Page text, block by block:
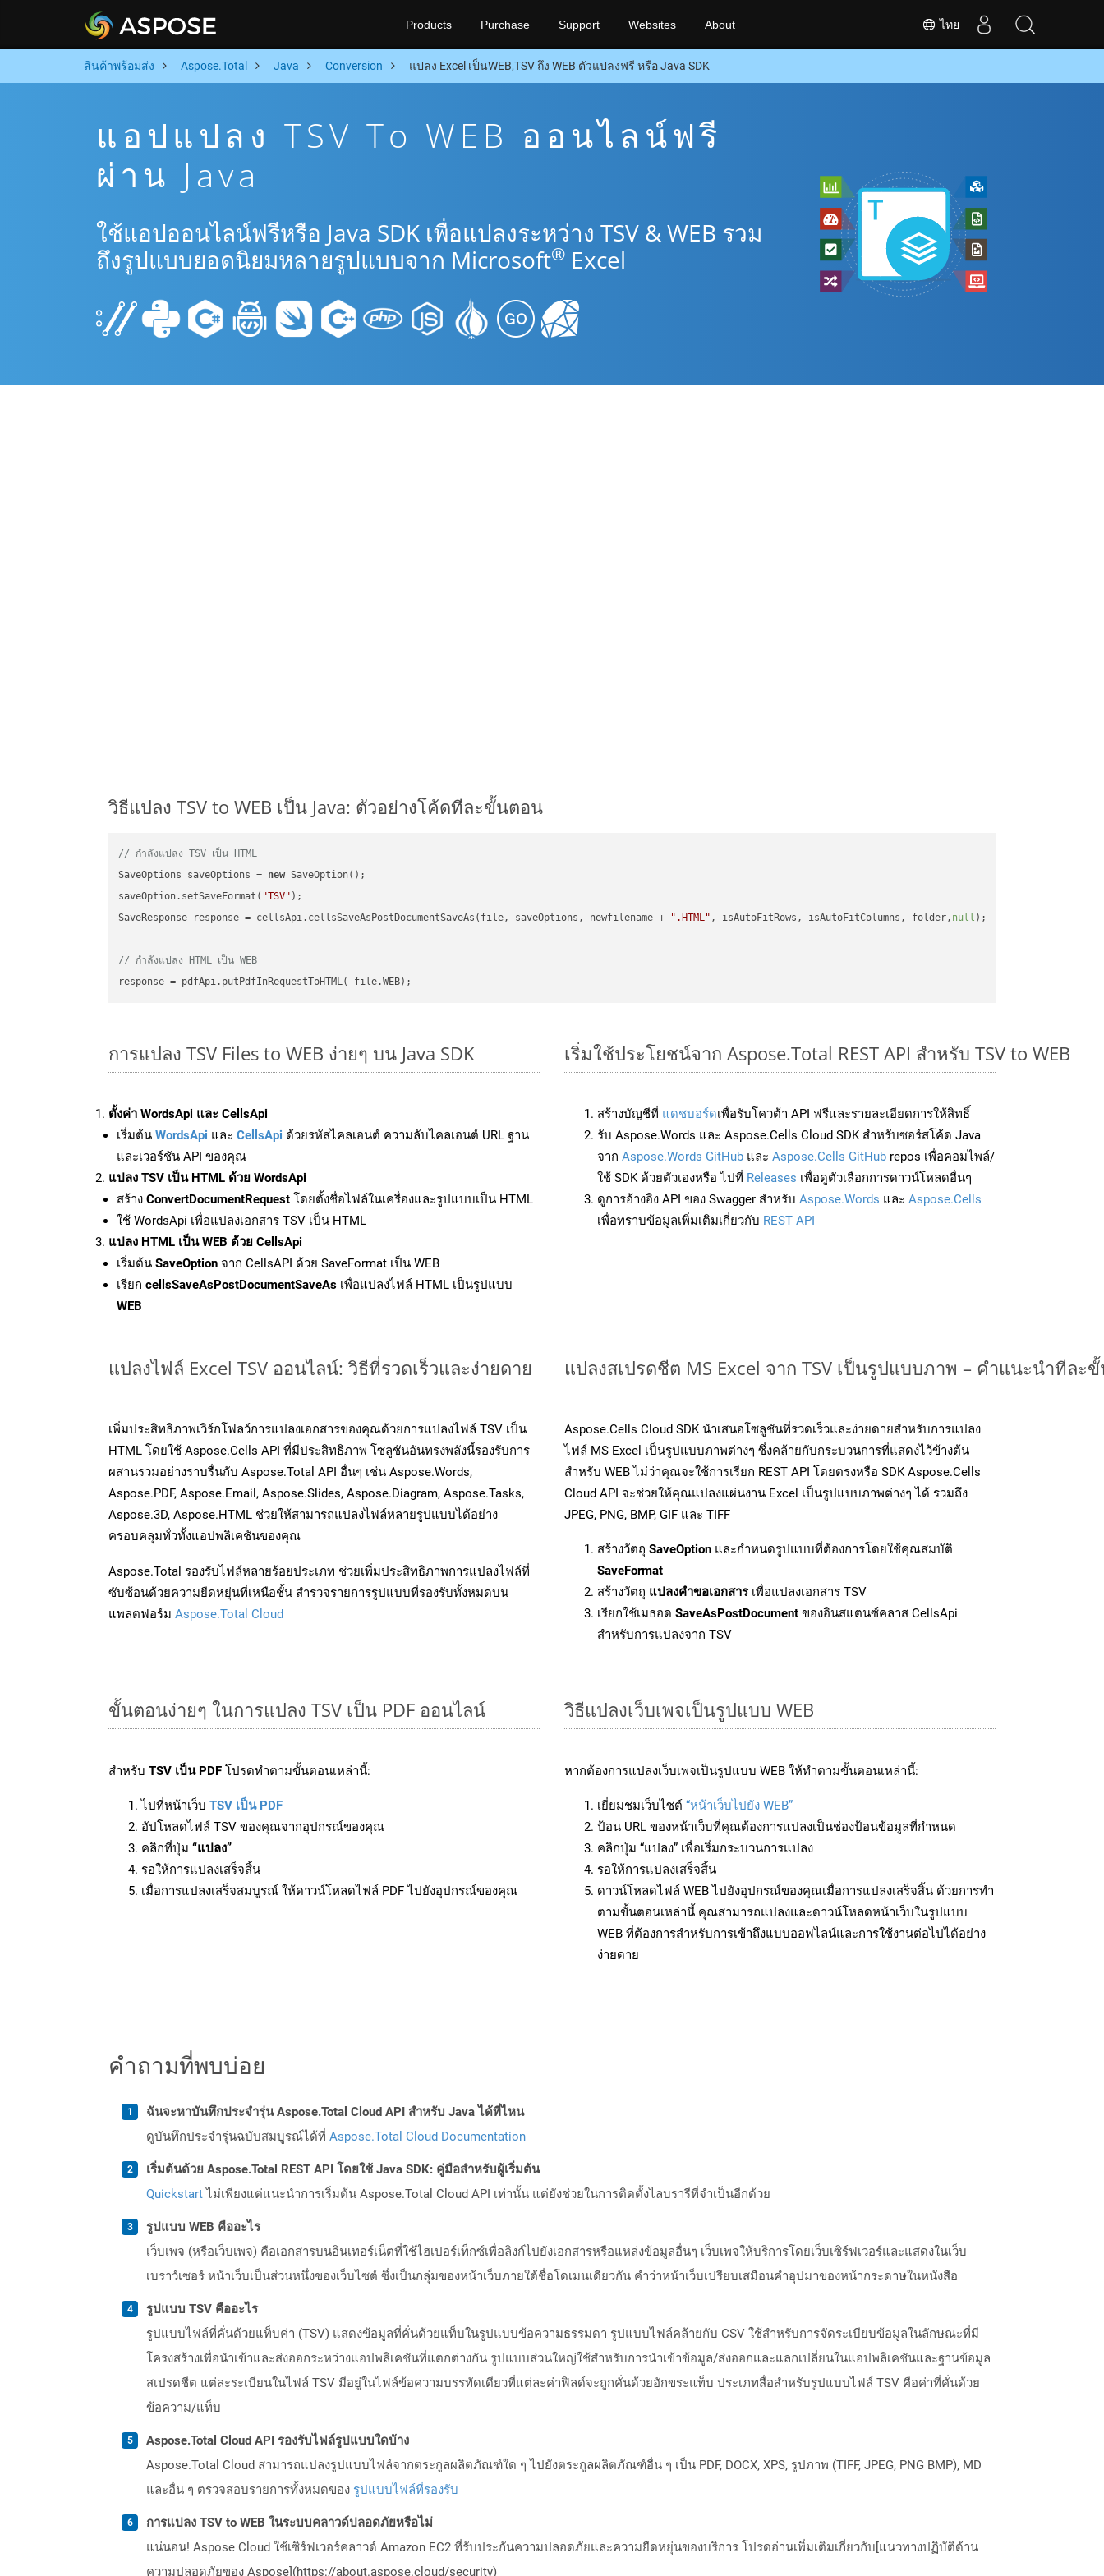
ไทย
Products Purchase Support Websites About
สินค้าพร้อมส่ง Aspose.Total Java Conversion แปลง Excel เป็นWEB,TSV ถึง WEB ตัวแปลงฟรี หรือ Java SDK
แอปแปลง TSV To WEB ออนไลน์ฟรี
ผ่าน Java
ใช้แอปออนไลน์ฟรีหรือ Java SDK เพื่อแปลงระหว่าง TSV & WEB รวม
ถึงรูปแบบยอดนิยมหลายรูปแบบจาก Microsoft® Excel
วิธีแปลง TSV to WEB เป็น Java: ตัวอย่างโค้ดทีละขั้นตอน
// กำลังแปลง TSV เป็น HTML
SaveOptions saveOptions = new SaveOption();
saveOption.setSaveFormat( "TSV" );
SaveResponse response = cellsApi.cellsSaveAsPostDocumentSaveAs(file, saveOptions, newfilename +
".HTML" , isAutoFitRows, isAutoFitColumns, folder, null );
// กำลังแปลง HTML เป็น WEB
การแปลง TSV Files to WEB ง่ายๆ บน Java SDK
ตั้งค่า WordsApi และ CellsApi
เริ่มต้น WordsApi และ CellsApi ด้วยรหัสไคลเอนต์ ความลับไคลเอนต์ URL ฐาน
และเวอร์ชัน API ของคุณ
แปลง TSV เป็น HTML ด้วย WordsApi
สร้าง ConvertDocumentRequest โดยตั้งชื่อไฟล์ในเครื่องและรูปแบบเป็น HTML
ใช้ WordsApi เพื่อแปลงเอกสาร TSV เป็น HTML
แปลง HTML เป็น WEB ด้วย CellsApi
เริ่มต้น SaveOption จาก CellsAPI ด้วย SaveFormat เป็น WEB
เรียก cellsSaveAsPostDocumentSaveAs เพื่อแปลงไฟล์ HTML เป็นรูปแบบ
WEB
เริ่มใช้ประโยชน์จาก Aspose.Total REST API สำหรับ TSV to WEB
สร้างบัญชีที่ แดชบอร์ดเพื่อรับโควต้า API ฟรีและรายละเอียดการให้สิทธิ์
รับ Aspose.Words และ Aspose.Cells Cloud SDK สำหรับซอร์สโค้ด Java
จาก Aspose.Words GitHub และ Aspose.Cells GitHub repos เพื่อคอมไพล์/
ใช้ SDK ด้วยตัวเองหรือ ไปที่ Releases เพื่อดูตัวเลือกการดาวน์โหลดอื่นๆ
ดูการอ้างอิง API ของ Swagger สำหรับ Aspose.Words และ Aspose.Cells
เพื่อทราบข้อมูลเพิ่มเติมเกี่ยวกับ REST API
แปลงไฟล์ Excel TSV ออนไลน์: วิธีที่รวดเร็วและง่ายดาย
เพิ่มประสิทธิภาพเวิร์กโฟลว์การแปลงเอกสารของคุณด้วยการแปลงไฟล์ TSV เป็น
HTML โดยใช้ Aspose.Cells API ที่มีประสิทธิภาพ โซลูชันอันทรงพลังนี้รองรับการ
ผสานรวมอย่างราบรื่นกับ Aspose.Total API อื่นๆ เช่น Aspose.Words,
Aspose.PDF, Aspose.Email, Aspose.Slides, Aspose.Diagram, Aspose.Tasks,
Aspose.3D, Aspose.HTML ช่วยให้สามารถแปลงไฟล์หลายรูปแบบได้อย่าง
ครอบคลุมทั่วทั้งแอปพลิเคชันของคุณ
Aspose.Total รองรับไฟล์หลายร้อยประเภท ช่วยเพิ่มประสิทธิภาพการแปลงไฟล์ที่
ซับซ้อนด้วยความยืดหยุ่นที่เหนือชั้น สำรวจรายการรูปแบบที่รองรับทั้งหมดบน
แพลตฟอร์ม Aspose.Total Cloud
แปลงสเปรดชีต MS Excel จาก TSV เป็นรูปแบบภาพ – คำแนะนำทีละ
Aspose.Cells Cloud SDK นำเสนอโซลูชันที่รวดเร็วและง่ายดายสำหรับการแปลง
ไฟล์ MS Excel เป็นรูปแบบภาพต่างๆ ซึ่งคล้ายกับกระบวนการที่แสดงไว้ข้างต้น
สำหรับ WEB ไม่ว่าคุณจะใช้การเรียก REST API โดยตรงหรือ SDK Aspose.Cells
Cloud API จะช่วยให้คุณแปลงแผ่นงาน Excel เป็นรูปแบบภาพต่างๆ ได้ รวมถึง
JPEG, PNG, BMP, GIF และ TIFF
สร้างวัตถุ SaveOption และกำหนดรูปแบบที่ต้องการโดยใช้คุณสมบัติ
SaveFormat
สร้างวัตถุ แปลงคำขอเอกสารเพื่อแปลงเอกสาร TSV
เรียกใช้เมธอด SaveAsPostDocument ของอินสแตนซ์คลาส CellsApi
สำหรับการแปลงจาก TSV
ขั้นตอนง่ายๆ ในการแปลง TSV เป็น PDF ออนไลน์
สำหรับ TSV เป็น PDF โปรดทำตามขั้นตอนเหล่านี้:
ไปที่หน้าเว็บ TSV เป็น PDF
อัปโหลดไฟล์ TSV ของคุณจากอุปกรณ์ของคุณ
คลิกที่ปุ่ม “แปลง”
รอให้การแปลงเสร็จสิ้น
เมื่อการแปลงเสร็จสมบูรณ์ ให้ดาวน์โหลดไฟล์ PDF ไปยังอุปกรณ์ของคุณ
วิธีแปลงเว็บเพจเป็นรูปแบบ WEB
หากต้องการแปลงเว็บเพจเป็นรูปแบบ WEB ให้ทำตามขั้นตอนเหล่านี้:
เยี่ยมชมเว็บไซต์ “หน้าเว็บไปยัง WEB”
ป้อน URL ของหน้าเว็บที่คุณต้องการแปลงเป็นช่องป้อนข้อมูลที่กำหนด
คลิกปุ่ม “แปลง” เพื่อเริ่มกระบวนการแปลง
รอให้การแปลงเสร็จสิ้น
ดาวน์โหลดไฟล์ WEB ไปยังอุปกรณ์ของคุณเมื่อการแปลงเสร็จสิ้น ด้วยการทำ
ตามขั้นตอนเหล่านี้ คุณสามารถแปลงและดาวน์โหลดหน้าเว็บในรูปแบบ
WEB ที่ต้องการสำหรับการเข้าถึงแบบออฟไลน์และการใช้งานต่อไปได้อย่าง
ง่ายดาย
คำถามที่พบบ่อย
ฉันจะหาบันทึกประจำรุ่น Aspose.Total Cloud API สำหรับ Java ได้ที่ไหน
ดูบันทึกประจำรุ่นฉบับสมบูรณ์ได้ที่ Aspose.Total Cloud Documentation
เริ่มต้นด้วย Aspose.Total REST API โดยใช้ Java SDK: คู่มือสำหรับผู้เริ่มต้น
Quickstartไม่เพียงแต่แนะนำการเริ่มต้น Aspose.Total Cloud API เท่านั้น แต่ยังช่วยในการติดตั้งไลบรารีที่จำเป็นอีกด้วย
รูปแบบ WEB คืออะไร
เว็บเพจ (หรือเว็บเพจ) คือเอกสารบนอินเทอร์เน็ตที่ใช้ไฮเปอร์เท็กซ์เพื่อลิงก์ไปยังเอกสารหรือแหล่งข้อมูลอื่นๆ เว็บเพจให้บริการโดยเว็บเซิร์ฟเวอร์และแสดงในเว็บ
เบราว์เซอร์ หน้าเว็บเป็นส่วนหนึ่งของเว็บไซต์ ซึ่งเป็นกลุ่มของหน้าเว็บภายใต้ชื่อโดเมนเดียวกัน คำว่าหน้าเว็บเปรียบเสมือนคำอุปมาของหน้ากระดาษในหนังสือ
รูปแบบ TSV คืออะไร
รูปแบบไฟล์ที่คั่นด้วยแท็บค่า (TSV) แสดงข้อมูลที่คั่นด้วยแท็บในรูปแบบข้อความธรรมดา รูปแบบไฟล์คล้ายกับ CSV ใช้สำหรับการจัดระเบียบข้อมูลในลักษณะที่มี
โครงสร้างเพื่อนำเข้าและส่งออกระหว่างแอปพลิเคชันที่แตกต่างกัน รูปแบบส่วนใหญ่ใช้สำหรับการนำเข้าข้อมูล/ส่งออกและแลกเปลี่ยนในแอปพลิเคชันและฐานข้อมูล
สเปรดชีต แต่ละระเบียนในไฟล์ TSV มีอยู่ในไฟล์ข้อความบรรทัดเดียวที่แต่ละค่าฟิลด์จะถูกคั่นด้วยอักขระแท็บ ประเภทสื่อสำหรับรูปแบบไฟล์ TSV คือค่าที่คั่นด้วย
ข้อความ/แท็บ
Aspose.Total Cloud API รองรับไฟล์รูปแบบใดบ้าง
Aspose.Total Cloud สามารถแปลงรูปแบบไฟล์จากตระกูลผลิตภัณฑ์ใด ๆ ไปยังตระกูลผลิตภัณฑ์อื่น ๆ เป็น PDF, DOCX, XPS, รูปภาพ (TIFF, JPEG, PNG BMP), MD
และอื่น ๆ ตรวจสอบรายการทั้งหมดของ รูปแบบไฟล์ที่รองรับ
การแปลง TSV to WEB ในระบบคลาวด์ปลอดภัยหรือไม่
แน่นอน! Aspose Cloud ใช้เซิร์ฟเวอร์คลาวด์ Amazon EC2 ที่รับประกันความปลอดภัยและความยืดหยุ่นของบริการ โปรดอ่านเพิ่มเติมเกี่ยวกับ[แนวทางปฏิบัติด้าน
ความปลอดภัยของ Aspose](https://about.aspose.cloud/security)